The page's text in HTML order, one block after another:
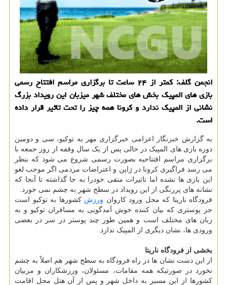
انجمن گلف: کمتر از ۲۴ ساعت تا برگزاری مراسم افتتاح رسمی
بازی های المپیک بخش های مختلف شهر میزبان این رویداد بزرگ
نشانی از المپیک ندارد و کرونا همه چیز را تحت تاثیر قرار داده
است.
به گزارش خبرنگار اعزامی خبرگزاری مهر به توکیو، سی و دومین
دوره بازی های المپیک در حالی پس از یک سال وقفه از روز جمعه با
برگزاری مراسم افتتاحیه بصورت رسمی شروع می شود که بنظر
می رسد فراگیری کرونا در ژاپن و اعتراضات مردمی اگر موجب لغو
این بازی ها نشده اما تاثیرات منفی خودرا به جا گذاشته تا آنجا که
نشانه های پررنگی از این رویداد در سطح شهر به چشم نمی خورد.
فرودگاه ناریتا که محل ورود کاروان ورزش کشورها به توکیو است
جز پوستری که بیان کننده خوش آمدگویی به مسافران توکیو و به
زبان های مختلف است و همین طور چند پوستر در سر در بعضی
ورودی ها، نشان دیگری از المپیک ندارد.
بخشی از فرودگاه ناریتا
از این دست نشان ها در راه فرودگاه به سطح شهر هم اصلاً به چشم
نخورد در صورتیکه همه مقامات، مسئولان، ورزشکاران و مربیان
کشورها از این مسیر به داخل شهر و پس از آن هتل محل اقامت